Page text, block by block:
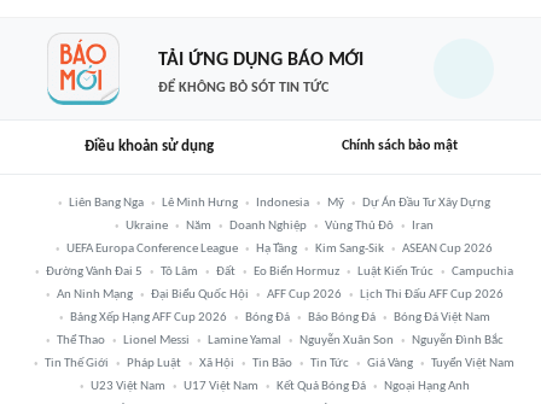
TẢI ỨNG DỤNG BÁO MỚI
ĐỂ KHÔNG BỎ SÓT TIN TỨC
Điều khoản sử dụng Chính sách bảo mật
Liên Bang Nga Lê Minh Hưng Indonesia Mỹ
Dự Án Đầu Tư Xây Dựng
Ukraine
Năm Doanh Nghiệp Vùng Thủ Đô
Iran
UEFA Europa Conference League
Hạ Tầng Kim Sang-Sik
ASEAN Cup 2026
Đường Vành Đai 5
Tô Lâm Đất Eo Biển Hormuz Luật Kiến Trúc
Campuchia
An Ninh Mạng
Đại Biểu Quốc Hội AFF Cup 2026
Lịch Thi Đấu AFF Cup 2026
Bảng Xếp Hạng AFF Cup 2026
Bóng Đá Báo Bóng Đá
Bóng Đá Việt Nam
Thể Thao
Lionel Messi Lamine Yamal Nguyễn Xuân Son
Nguyễn Đình Bắc
Tin Thế Giới
Pháp Luật Xã Hội Tin Bão Tin Tức Giá Vàng
Tuyển Việt Nam
U23 Việt Nam
U17 Việt Nam Kết Quả Bóng Đá
Ngoại Hạng Anh